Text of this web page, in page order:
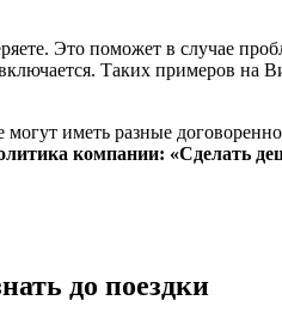
Это поможет в случае
Таких примеров
могут иметь разные
компании: «Сделать
до поездки